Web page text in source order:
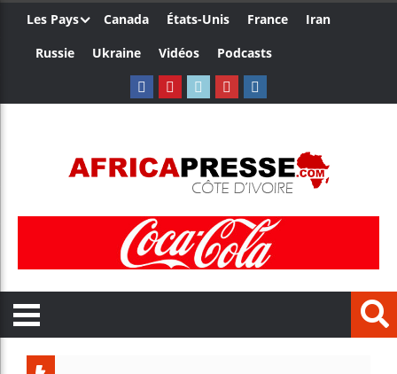
Les Pays Canada États-Unis France
Iran
Russie
Ukraine Vidéos Podcasts